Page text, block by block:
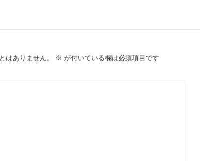
はありません。 ※ が付いている欄は必須項目です